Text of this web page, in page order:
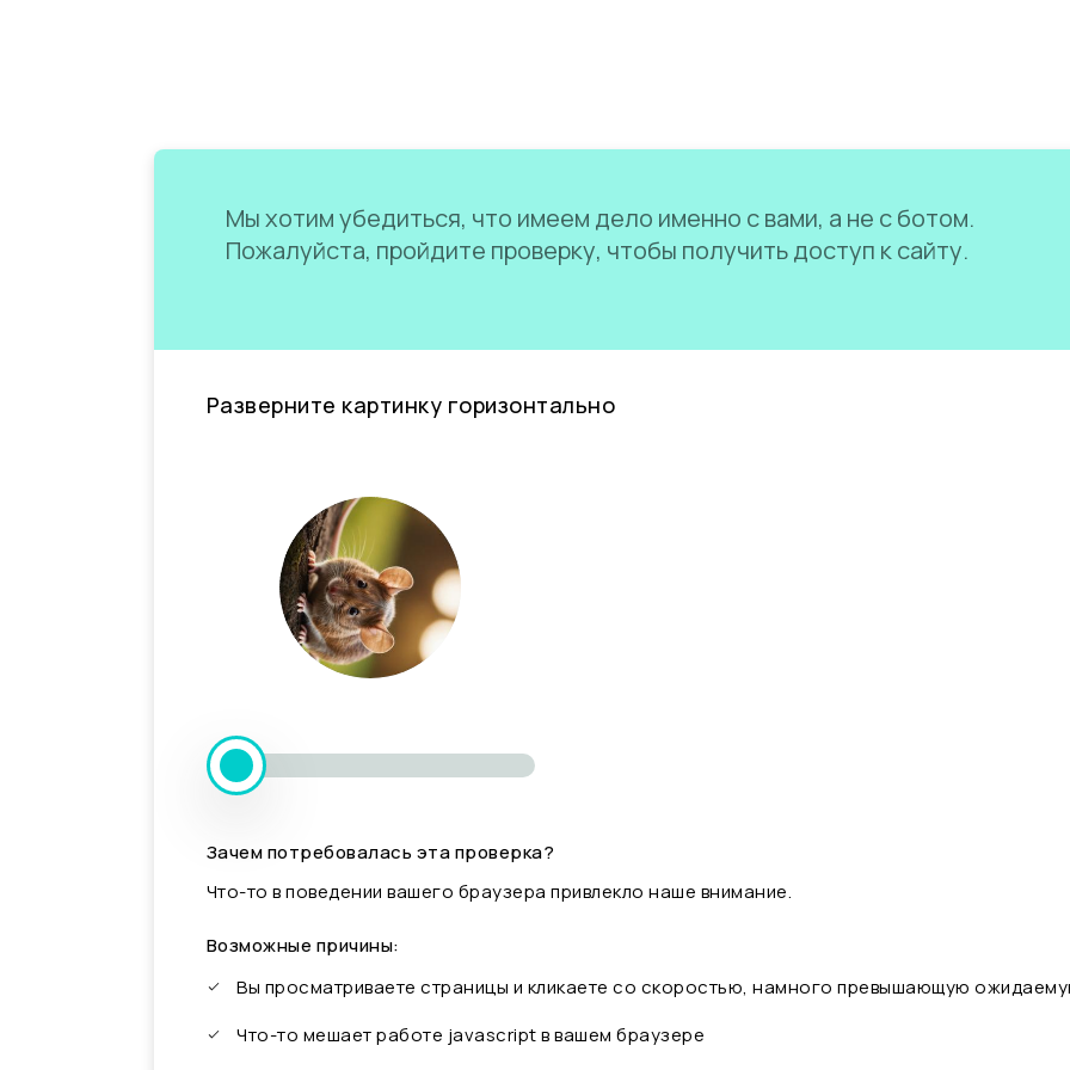
Мы хотим убедиться, что имеем дело именно с вами, а не с ботом.
Пожалуйста, пройдите проверку, чтобы получить доступ к сайту.
Разверните картинку горизонтально
Зачем потребовалась эта проверка?
Что-то в поведении вашего браузера привлекло наше внимание.
Возможные причины:
Вы просматриваете страницы и кликаете со скоростью, намного превышающую
Что-то мешает работе javascript в вашем браузере